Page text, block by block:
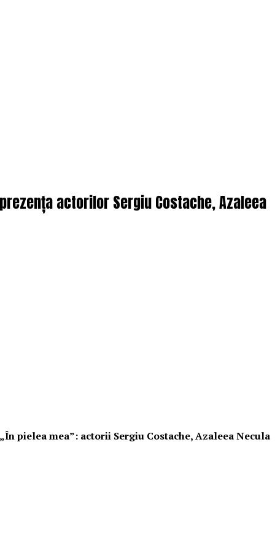
actorilor Sergiu Costache, Azaleea
pielea mea”: actorii Sergiu Costache, Azaleea Necula